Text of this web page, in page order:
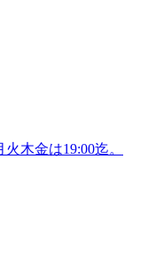
木金は19:00迄。